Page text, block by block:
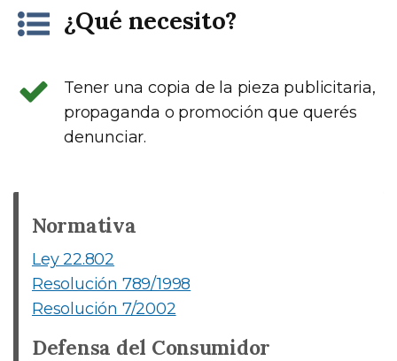
¿Qué necesito?
Tener una copia de la pieza publicitaria,
propaganda o promoción que querés
denunciar.
Normativa
Ley 22.802
Resolución 789/1998
Resolución 7/2002
Defensa del Consumidor